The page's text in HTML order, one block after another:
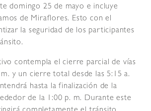
domingo 25 de mayo e incluye
de Miraflores. Esto con el
la seguridad de los participantes
contempla el cierre parcial de vías
m. y un cierre total desde las 5:15 a.
hasta la finalización de la
de la 1:00 p. m. Durante este